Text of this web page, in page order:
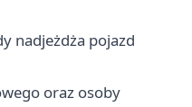
nadjeżdża pojazd
oraz osoby